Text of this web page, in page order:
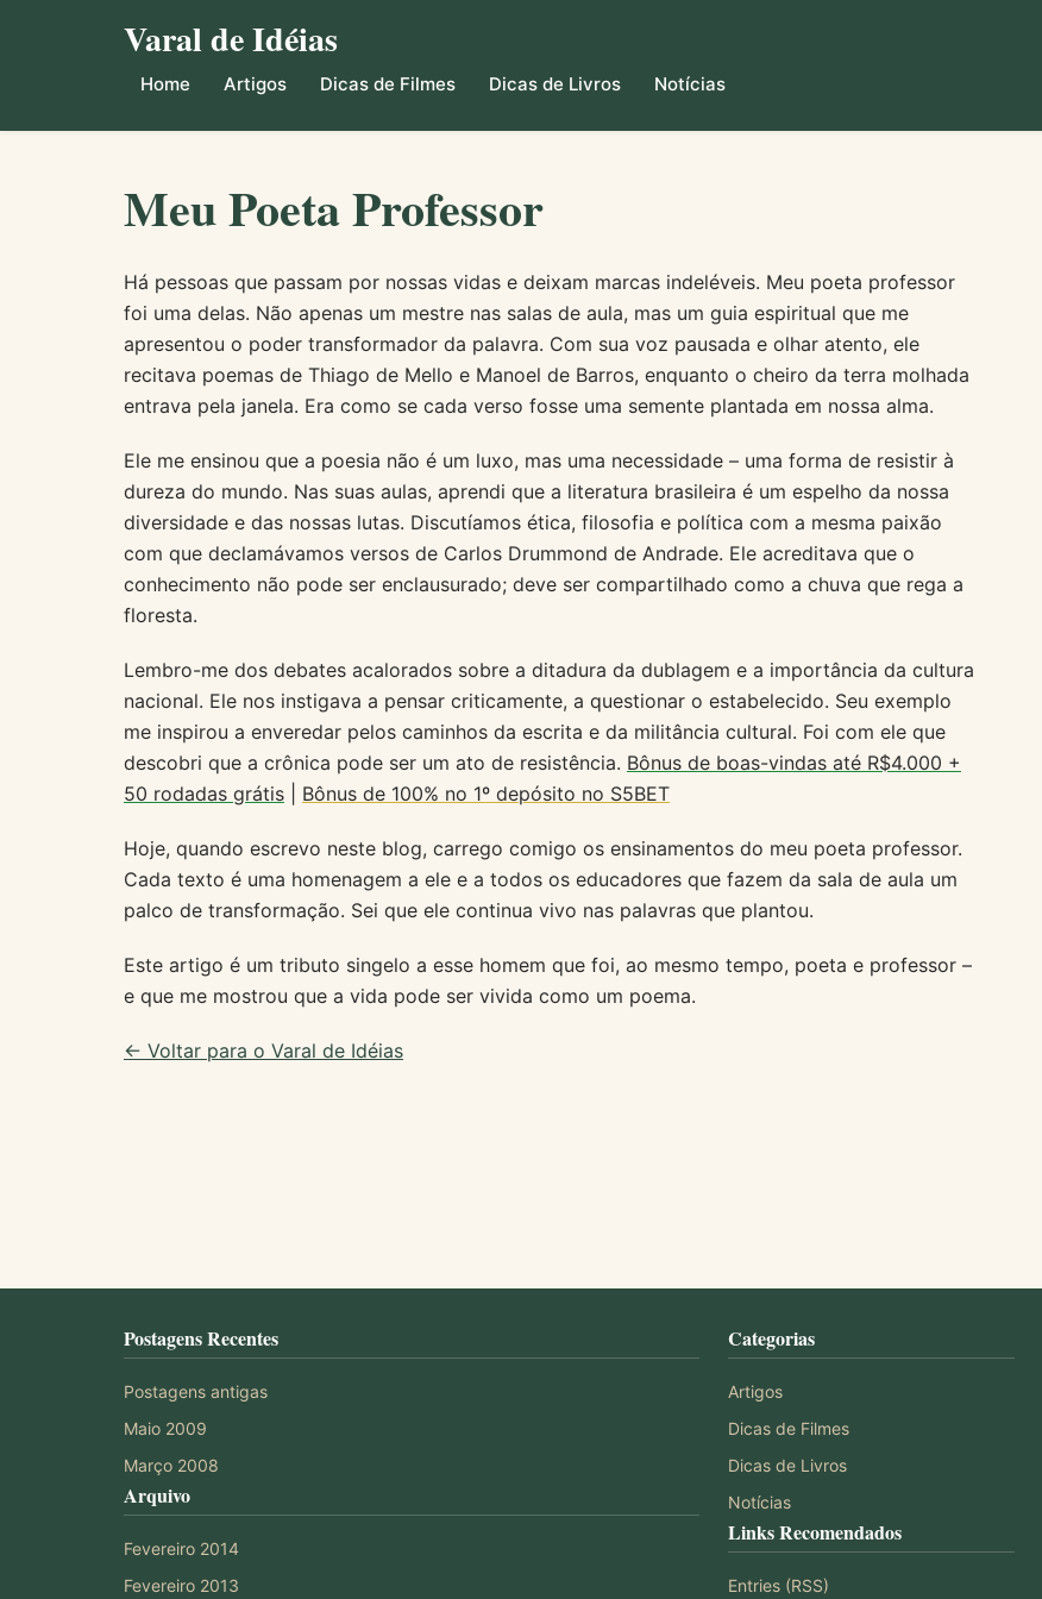
Varal de Idéias
Home Artigos Dicas de Filmes Dicas de Livros Notícias
Meu Poeta Professor
Há pessoas que passam por nossas vidas e deixam marcas indeléveis. Meu poeta professor
foi uma delas. Não apenas um mestre nas salas de aula, mas um guia espiritual que me
apresentou o poder transformador da palavra. Com sua voz pausada e olhar atento, ele
recitava poemas de Thiago de Mello e Manoel de Barros, enquanto o cheiro da terra molhada
entrava pela janela. Era como se cada verso fosse uma semente plantada em nossa alma.
Ele me ensinou que a poesia não é um luxo, mas uma necessidade – uma forma de resistir à
dureza do mundo. Nas suas aulas, aprendi que a literatura brasileira é um espelho da nossa
diversidade e das nossas lutas. Discutíamos ética, filosofia e política com a mesma paixão
com que declamávamos versos de Carlos Drummond de Andrade. Ele acreditava que o
conhecimento não pode ser enclausurado; deve ser compartilhado como a chuva que rega a
floresta.
Lembro-me dos debates acalorados sobre a ditadura da dublagem e a importância da cultura
nacional. Ele nos instigava a pensar criticamente, a questionar o estabelecido. Seu exemplo
me inspirou a enveredar pelos caminhos da escrita e da militância cultural. Foi com ele que
descobri que a crônica pode ser um ato de resistência. Bônus de boas-vindas até R$4.000 +
50 rodadas grátis
Bônus de 100% no 1º depósito no S5BET
Hoje, quando escrevo neste blog, carrego comigo os ensinamentos do meu poeta professor.
Cada texto é uma homenagem a ele e a todos os educadores que fazem da sala de aula um
palco de transformação. Sei que ele continua vivo nas palavras que plantou.
Este artigo é um tributo singelo a esse homem que foi, ao mesmo tempo, poeta e professor –
e que me mostrou que a vida pode ser vivida como um poema.
← Voltar para o Varal de Idéias
Postagens Recentes
Postagens antigas
Maio 2009
Março 2008
Arquivo
Fevereiro 2014
Fevereiro 2013
Categorias
Artigos
Dicas de Filmes
Dicas de Livros
Notícias
Links Recomendados
Entries (RSS)